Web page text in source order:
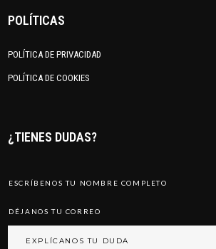
POLÍTICAS
POLÍTICA DE PRIVACIDAD
POLÍTICA DE COOKIES
¿TIENES DUDAS?